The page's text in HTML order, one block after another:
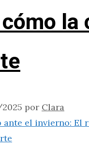
por Clara